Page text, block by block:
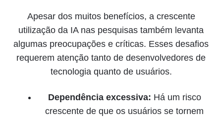
Apesar dos muitos benefícios, a crescente
utilização da IA nas pesquisas também levanta
algumas preocupações e críticas. Esses desafios
requerem atenção tanto de desenvolvedores de
tecnologia quanto de usuários.
Dependência excessiva: Há um risco
crescente de que os usuários se tornem